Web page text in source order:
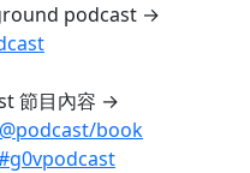
podcast →
節目內容 →
book